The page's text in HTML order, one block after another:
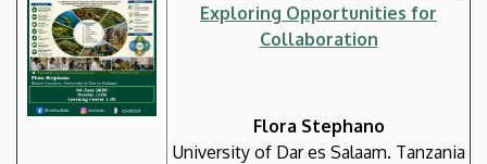
Exploring Opportunities for
Collaboration
Flora Stephano
University of Dar es Salaam. Tanzania